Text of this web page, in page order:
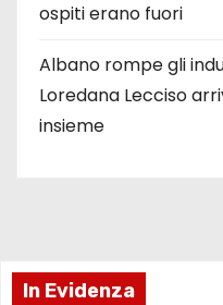
ospiti erano fuori
Albano rompe gli
Loredana Lecciso
insieme
In Evidenza